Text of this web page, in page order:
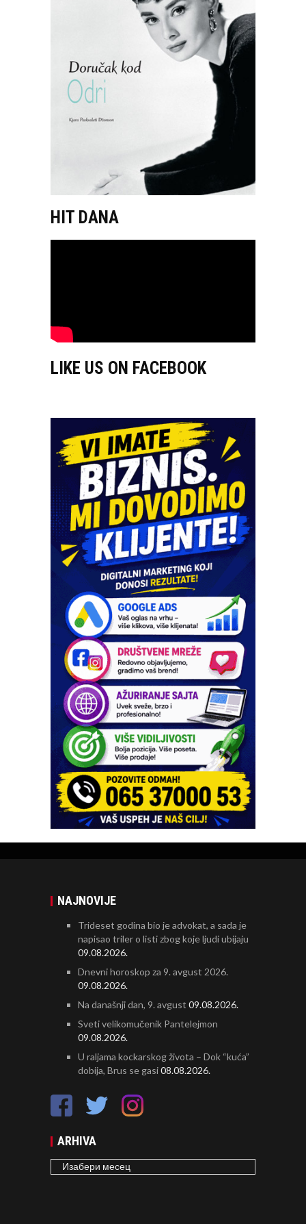
HIT DANA
LIKE US ON FACEBOOK
NAJNOVIJE
Trideset godina bio je advokat, a sada je
napisao triler o listi zbog koje ljudi ubijaju
09.08.2026.
Dnevni horoskop za 9. avgust 2026.
09.08.2026.
Na današnji dan, 9. avgust 09.08.2026.
Sveti velikomučenik Pantelejmon
09.08.2026.
U raljama kockarskog života – Dok “kuća”
dobija, Brus se gasi08.08.2026.
ARHIVA
ARHIVA